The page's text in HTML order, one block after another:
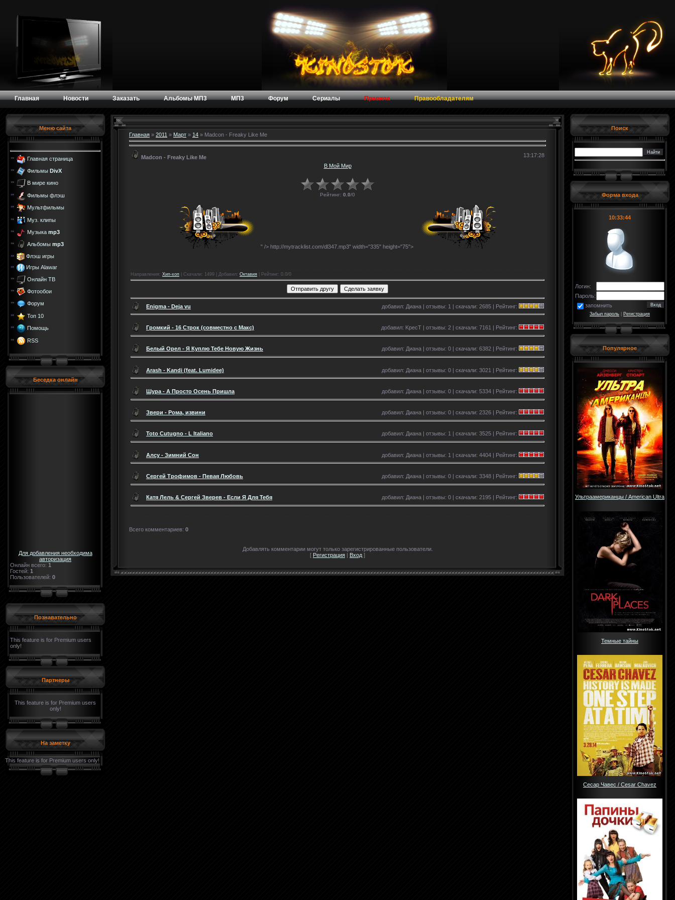
Главная Новости Заказать Альбомы МП3 МП3 Форум Сериалы Правила Правообладателям
Меню сайта
Главная страница
Фильмы DivX
В мире кино
Фильмы флэш
Мультфильмы
Муз. клипы
Музыка mp3
Альбомы mp3
Флэш игры
Игры Alawar
Онлайн ТВ
Фотообои
Форум
Топ 10
Помощь
RSS
Беседка онлайн
Для добавления необходима
авторизация
Онлайн всего: 1
Гостей: 1
Пользователей: 0
Познавательно
This feature is for Premium users
only!
Партнеры
This feature is for Premium users
only!
На заметку
This feature is for Premium users only!
Главная » 2011 » Март » 14 » Madcon - Freaky Like Me
Madcon - Freaky Like Me
13:17:28
В Мой Мир
Рейтинг: 0.0/0
" /> http://mytracklist.com/dl347.mp3" width="335" height="75">
Направления : Хип-хоп Скачали: 1499 | Добавил: Октавия Рейтинг: 0.0/0
Enigma - Deja vu добавил: Диана | отзывы: 1 | скачали: 2685 | Рейтинг:
Громкий - 16 Строк (совместно с Макс) добавил: KpecT | отзывы: 2 | скачали: 7161 | Рейтинг:
Белый Орел - Я Куплю Тебе Новую Жизнь добавил: Диана | отзывы: 0 | скачали: 6382 | Рейтинг:
Arash - Kandi (feat. Lumidee) добавил: Диана | отзывы: 0 | скачали: 3021 | Рейтинг:
Шура - А Просто Осень Пришла добавил: Диана | отзывы: 0 | скачали: 5334 | Рейтинг:
Звери - Рома, извини добавил: Диана | отзывы: 0 | скачали: 2326 | Рейтинг:
Toto Cutugno - L Italiano добавил: Диана | отзывы: 1 | скачали: 3525 | Рейтинг:
Алсу - Зимний Сон добавил: Диана | отзывы: 1 | скачали: 4404 | Рейтинг:
Сергей Трофимов - Певая Любовь добавил: Диана | отзывы: 0 | скачали: 3348 | Рейтинг:
Катя Лель & Сергей Зверев - Если Я Для Тебя добавил: Диана | отзывы: 0 | скачали: 2195 | Рейтинг:
Всего комментариев: 0
Добавлять комментарии могут только зарегистрированные пользователи.
[ Регистрация | Вход ]
Поиск
Форма входа
10:33:45
Логин:
Пароль:
запомнить
Забыл пароль Регистрация
Популярное
Ультраамериканцы / American Ultra
Темные тайны
Сесар Чавес / Cesar Chavez